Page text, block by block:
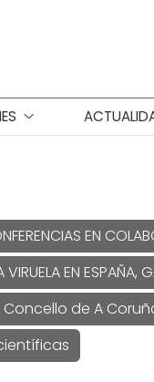
EN
EN ESPAÑA,
de A